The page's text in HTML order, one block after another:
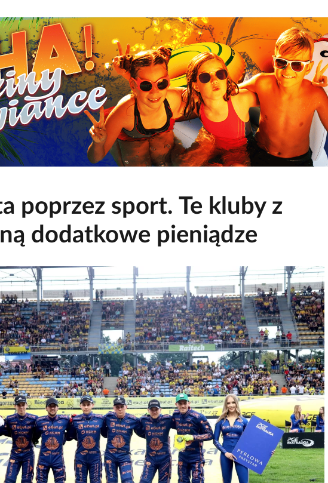
poprzez sport. Te kluby z
dodatkowe pieniądze